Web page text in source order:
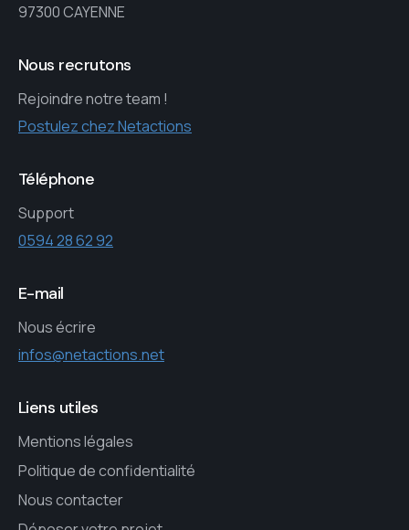
97300 CAYENNE
Nous recrutons
Rejoindre notre team !
Postulez chez Netactions
Téléphone
Support
0594 28 62 92
E-mail
Nous écrire
infos@netactions.net
Liens utiles
Mentions légales
Politique de confidentialité
Nous contacter